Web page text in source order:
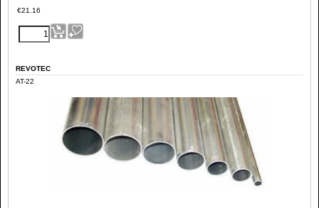
€21.16
REVOTEC
AT-22